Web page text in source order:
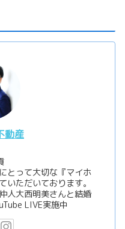
動産
とって大切な『マイホ
いただいております。
人大西明美さんと結婚
LIVE実施中